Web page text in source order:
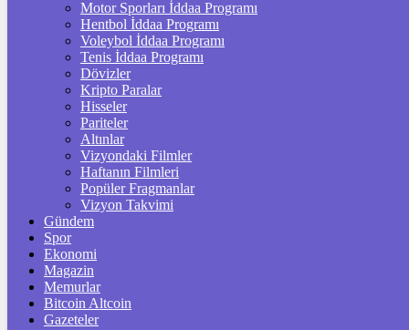
43.168,00%1,93
%1,95
%-0,08
฿%0.4
LİTECOİN
2181.94Ł%1.7
ETHEREUM
91348 Ξ%0.4
Motor Sporları İddaa Programı
Hentbol İddaa Programı
Voleybol İddaa Programı
Tenis İddaa Programı
Dövizler
Kripto Paralar
Hisseler
Pariteler
Altınlar
Vizyondaki Filmler
Haftanın Filmleri
Popüler Fragmanlar
Vizyon Takvimi
Gündem
Spor
Ekonomi
Magazin
Memurlar
Bitcoin Altcoin
Gazeteler